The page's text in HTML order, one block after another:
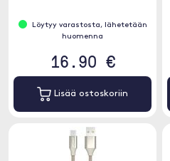
Löytyy varastosta, lähetetään
huomenna
16.90 €
Lisää ostoskoriin